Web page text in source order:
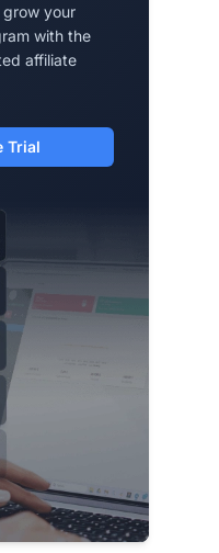
your
with the
affiliate
Trial